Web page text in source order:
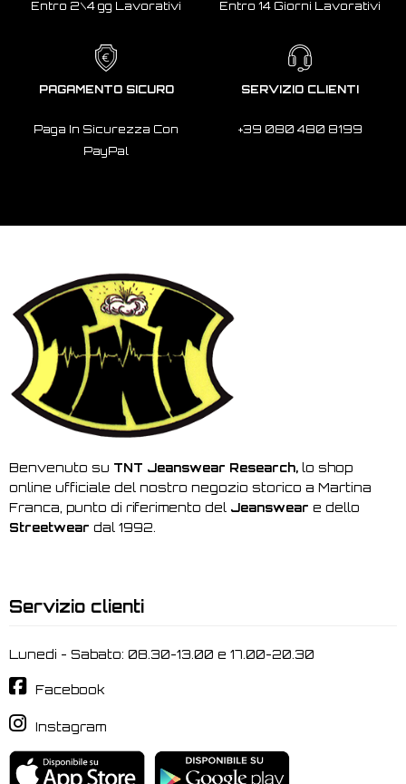
Entro 2\4 gg Lavorativi Entro 14 Giorni Lavorativi
PAGAMENTO SICURO
Paga In Sicurezza Con
PayPal
SERVIZIO CLIENTI
+39 080 480 8199
Benvenuto su TNT Jeanswear Research, lo shop
online ufficiale del nostro negozio storico a Martina
Franca, punto di riferimento del Jeanswear e dello
Streetwear dal 1992.
Servizio clienti
Lunedi - Sabato: 08.30-13.00 e 17.00-20.30
Facebook
Instagram